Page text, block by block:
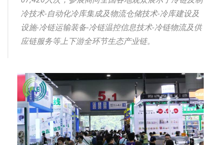
冷技术-自动化冷库集成及物流仓储技术-冷库建设及
设施-冷链运输装备-冷链温控信息技术-冷链物流及供
应链服务等上下游全环节生态产业链。